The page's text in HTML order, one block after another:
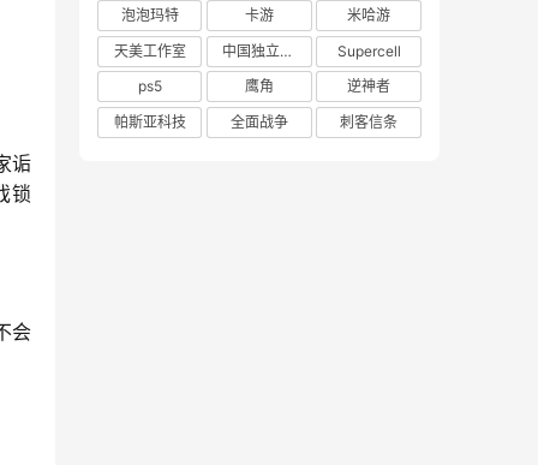
诟
锁
会
泡泡玛特
卡游
米哈游
天美工作室
中国独立游戏联盟
Supercell
ps5
鹰角
逆神者
帕斯亚科技
全面战争 刺客信条